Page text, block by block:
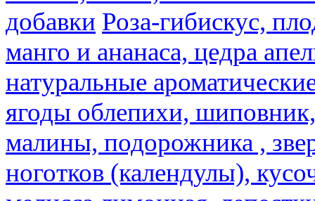
добавки Роза-гибискус,
манго и ананаса, цедра
натуральные
ягоды облепихи,
малины, подорожника ,
ноготков (календулы),